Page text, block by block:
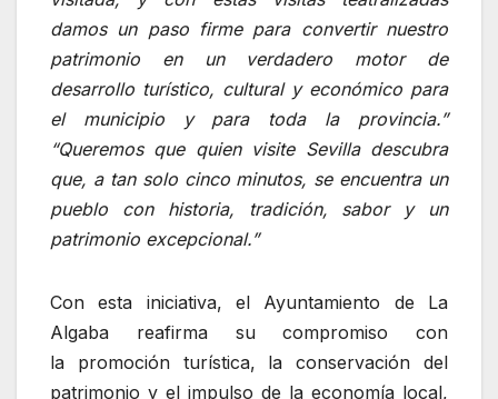
damos un paso firme para convertir nuestro
patrimonio en un verdadero motor de
desarrollo turístico, cultural y económico para
el municipio y para toda la provincia.”
“Queremos que quien visite Sevilla descubra
que, a tan solo cinco minutos, se encuentra un
pueblo con historia, tradición, sabor y un
patrimonio excepcional.”
Con esta iniciativa, el Ayuntamiento de La
Algaba reafirma su compromiso con
la promoción turística, la conservación del
patrimonio y el impulso de la economía local,